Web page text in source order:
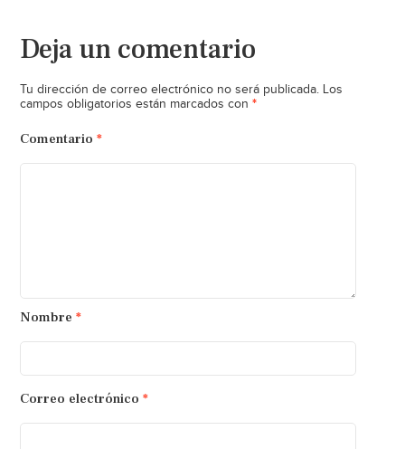
Deja un comentario
Tu dirección de correo electrónico no será publicada. Los
campos obligatorios están marcados con *
Comentario *
Nombre *
Correo electrónico *